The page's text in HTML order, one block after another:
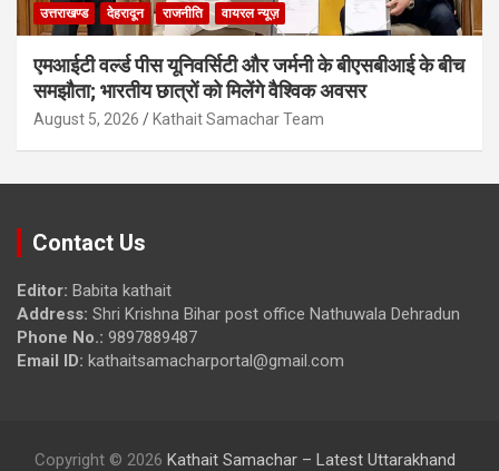
उत्तराखण्ड देहरादून राजनीति वायरल न्यूज़
एमआईटी वर्ल्ड पीस यूनिवर्सिटी और जर्मनी के बीएसबीआई के बीच
समझौता; भारतीय छात्रों को मिलेंगे वैश्विक अवसर
August 5, 2026 Kathait Samachar Team
Contact Us
Editor: Babita kathait
Address: Shri Krishna Bihar post office Nathuwala Dehradun
Phone No.: 9897889487
Email ID: kathaitsamacharportal@gmail.com
Copyright © 2026 Kathait Samachar – Latest Uttarakhand